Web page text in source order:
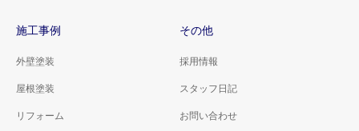
施工事例
外壁塗装
屋根塗装
リフォーム
その他
採用情報
スタッフ日記
お問い合わせ